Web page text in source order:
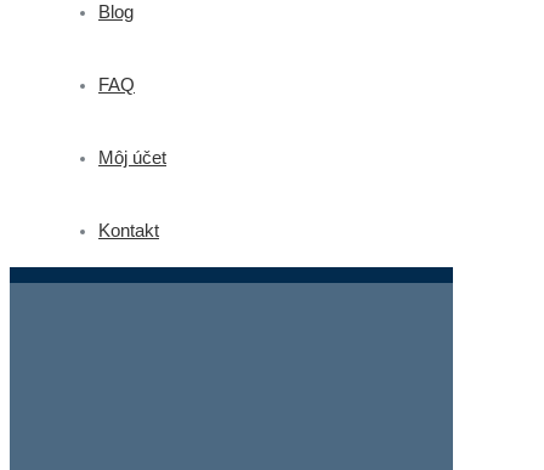
Blog
FAQ
Môj účet
Kontakt